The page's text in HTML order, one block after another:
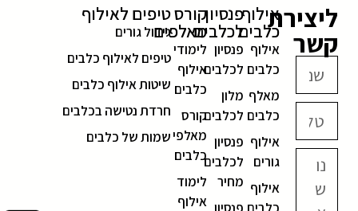
ליצירת
קשר
אילוף
כלבים
אילוף
כלבים
מאלף
כלבים
אילוף
גורים
אילוף
פנסיון
לכלבים
פנסיון
לכלבים
מלון
לכלבים
פנסיון
לכלבים
מחיר
קורס
מאלפים
לימודי
אילוף
כלבים
קורס
מאלפי
כלבים
לימוד
אילוף
טיפים לאילוף
גידול גורים
טיפים לאילוף כלבים
שיטות אילוף כלבים
חרדת נטישה בכלבים
שמות של כלבים